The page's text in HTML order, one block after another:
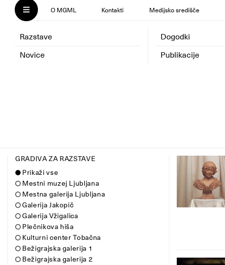
O MGML Kontakti Medijsko središče
Razstave
Dogodki
Novice
Publikacije
GRADIVA ZA RAZSTAVE
Prikaži vse
Mestni muzej Ljubljana
Mestna galerija Ljubljana
Galerija Jakopič
Galerija Vžigalica
Plečnikova hiša
Kulturni center Tobačna
Bežigrajska galerija 1
Bežigrajska galerija 2